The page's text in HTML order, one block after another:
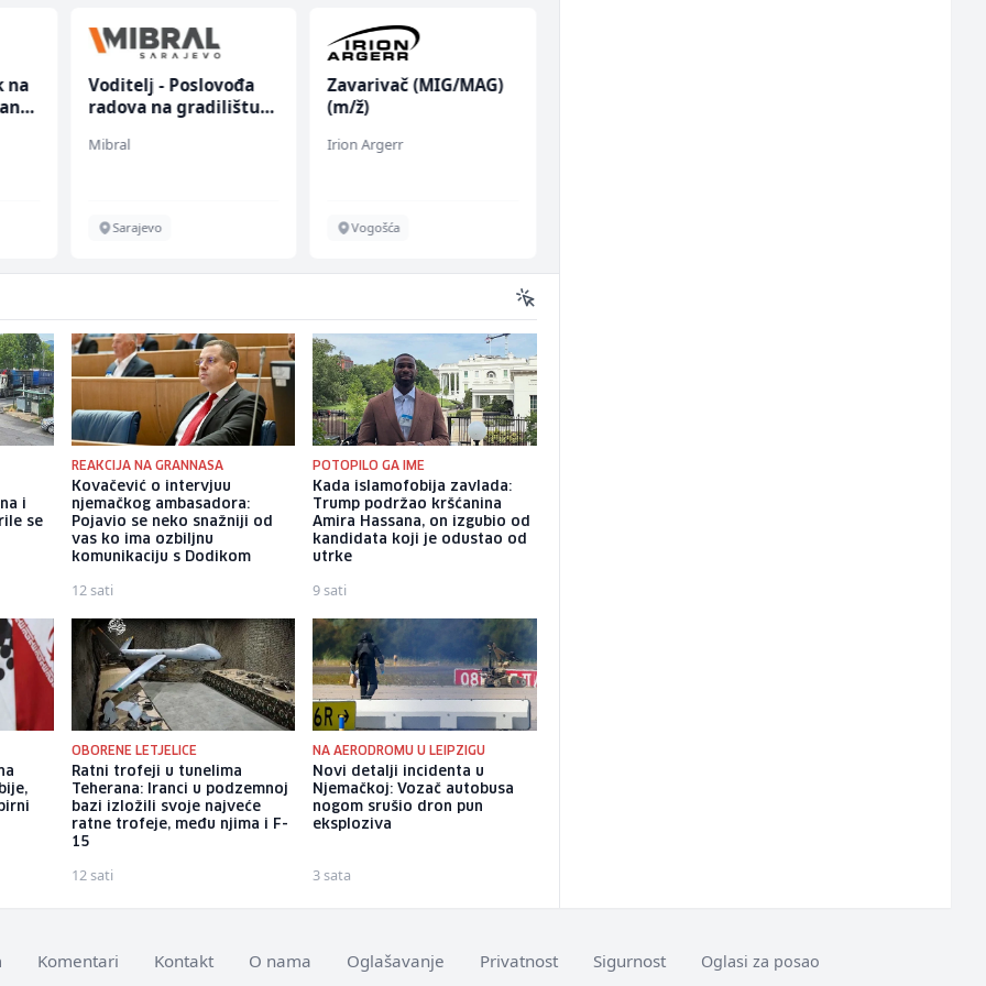
na
Voditelj - Poslovođa
radova na gradilištu
Mibral
Sarajevo
Zavarivač (MIG/MAG)
(m/ž)
Irion Argerr
Vogošća
i
se
REAKCIJA NA GRANNASA
Kovačević o intervjuu
njemačkog ambasadora:
Pojavio se neko snažniji od
vas ko ima ozbiljnu
komunikaciju s Dodikom
12 sati
POTOPILO GA IME
Kada islamofobija zavlada:
Trump podržao kršćanina
Amira Hassana, on izgubio od
kandidata koji je odustao od
utrke
9 sati
OBORENE LETJELICE
Ratni trofeji u tunelima
Teherana: Iranci u podzemnoj
bazi izložili svoje najveće
ratne trofeje, među njima i F-
15
12 sati
NA AERODROMU U LEIPZIGU
Novi detalji incidenta u
Njemačkoj: Vozač autobusa
nogom srušio dron pun
eksploziva
3 sata
Komentari Kontakt O nama Oglašavanje Privatnost Sigurnost Oglasi za posao